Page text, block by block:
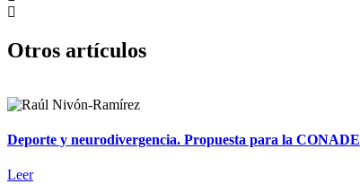
Otros artículos
Deporte y neurodivergencia. Propuesta para la CONADE
Leer